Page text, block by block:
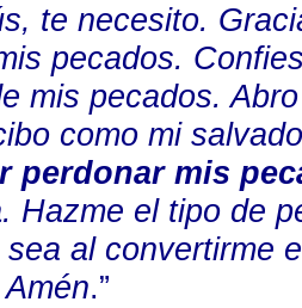
te necesito.
pecados.
mis pecados.
como mi
perdonar mis
. Hazme el tipo de
al convertirme
.”